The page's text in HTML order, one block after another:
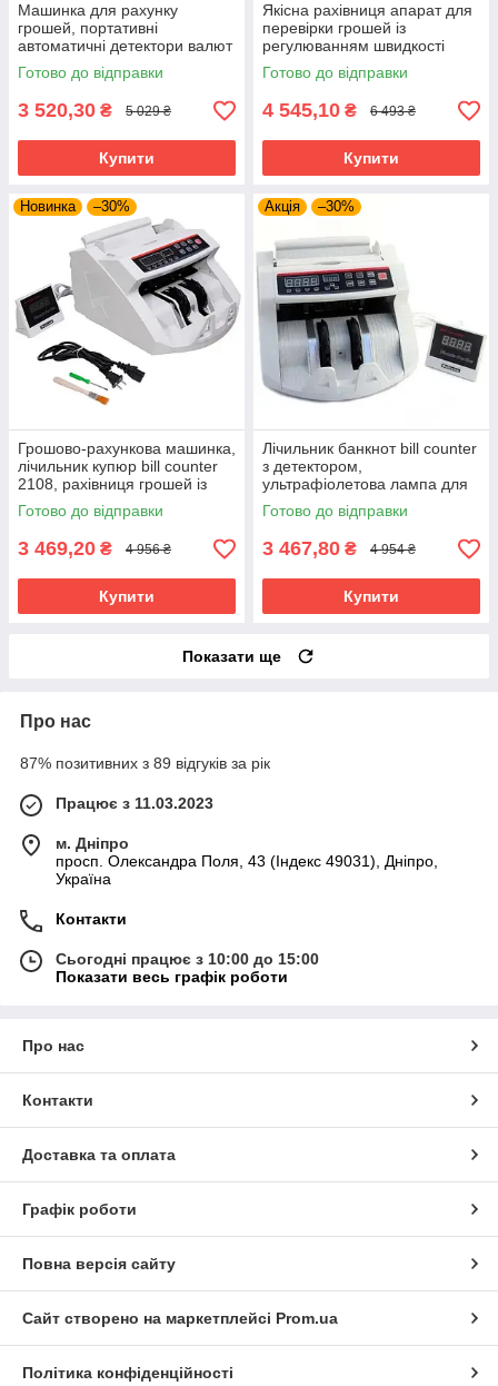
Машинка для рахунку
грошей, портативні
автоматичні детектори валют
для перерахунку наявності в
UAH, USD, EUR
Готово до відправки
3 520,30 ₴ 5 029 ₴
Купити
Якісна рахівниця апарат для
перевірки грошей із
регулюванням швидкості
перерахунку купюр від 900
шт./хв
Готово до відправки
4 545,10 ₴ 6 493 ₴
Купити
Новинка –30%
Грошово-рахункова машинка,
лічильник купюр bill counter
2108, рахівниця грошей із
детектором валют будь-яких
банків
Готово до відправки
3 469,20 ₴ 4 956 ₴
Купити
Акція –30%
Лічильник банкнот bill counter
з детектором,
ультрафіолетова лампа для
перевірки автентичності
купюр
Готово до відправки
3 467,80 ₴ 4 954 ₴
Купити
Показати ще
Про нас
87% позитивних з 89 відгуків за рік
Працює з 11.03.2023
м. Дніпро
просп. Олександра Поля, 43 (Індекс 49031), Дніпро,
Україна
Контакти
Сьогодні працює з 10:00 до 15:00
Показати весь графік роботи
Про нас
Контакти
Доставка та оплата
Графік роботи
Повна версія сайту
Сайт створено на маркетплейсі Prom.ua
Політика конфіденційності